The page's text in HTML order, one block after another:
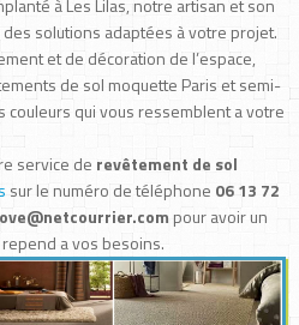
à Les Lilas, notre artisan et son
solutions adaptées à votre projet.
et de décoration de l’espace,
de sol moquette Paris et semi-
couleurs qui vous ressemblent a votre
service de revêtement de sol
sur le numéro de téléphone 06 13 72
pour avoir un
a vos besoins.